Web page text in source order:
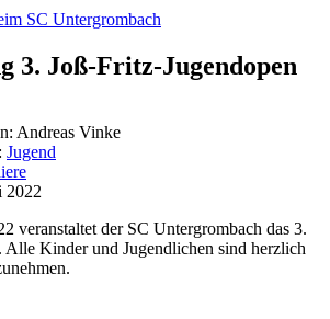
SC Untergrombach
3. Joß-Fritz-Jugendopen
Andreas Vinke
Jugend
2022
veranstaltet der SC Untergrombach das 3.
Alle Kinder und Jugendlichen sind herzlich